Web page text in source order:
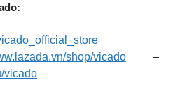
shop/vicado–
vicado